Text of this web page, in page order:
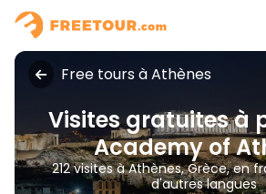
Free tours à Athènes
Visites gratuites à
Academy of
212 visites à Athènes, Grèce, en
d'autres langues